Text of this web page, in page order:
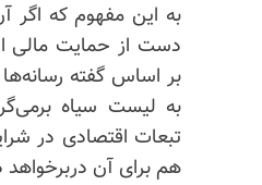
به این مفهوم که اگر
دست از حمایت مالی از
بر اساس گفته
به لیست سیاه
تبعات اقتصادی در
هم برای آن